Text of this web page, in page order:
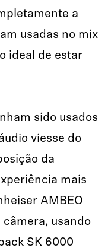
a
usadas no mix
ideal de estar
sido usados
viesse do
da
mais
AMBEO
usando
SK 6000